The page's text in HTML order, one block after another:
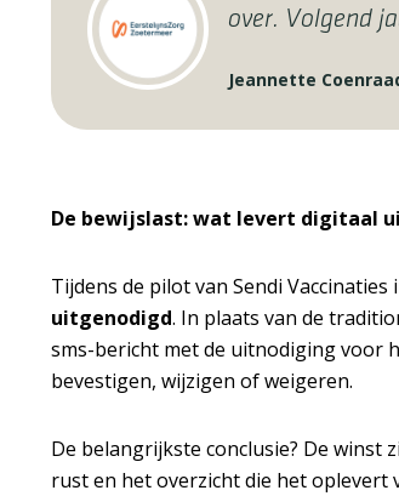
over. Volgend
Jeannette
De bewijslast: wat levert digitaal
Tijdens de pilot van Sendi Vaccinaties
uitgenodigd. In plaats van de
sms-bericht met de uitnodiging voor
bevestigen, wijzigen of weigeren.
De belangrijkste conclusie? De winst
rust en het overzicht die het oplevert